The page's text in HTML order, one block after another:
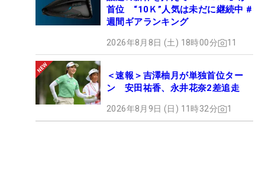
首位 “10Ｋ”人気は未だに継続中 #
週間ギアランキング
2026年8月8日 (土) 18時00分 11
＜速報＞吉澤柚月が単独首位ター
ン 安田祐香、永井花奈2差追走
2026年8月9日 (日) 11時32分 1